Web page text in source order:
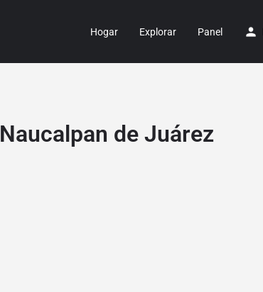
Hogar Explorar Panel
Naucalpan de Juárez